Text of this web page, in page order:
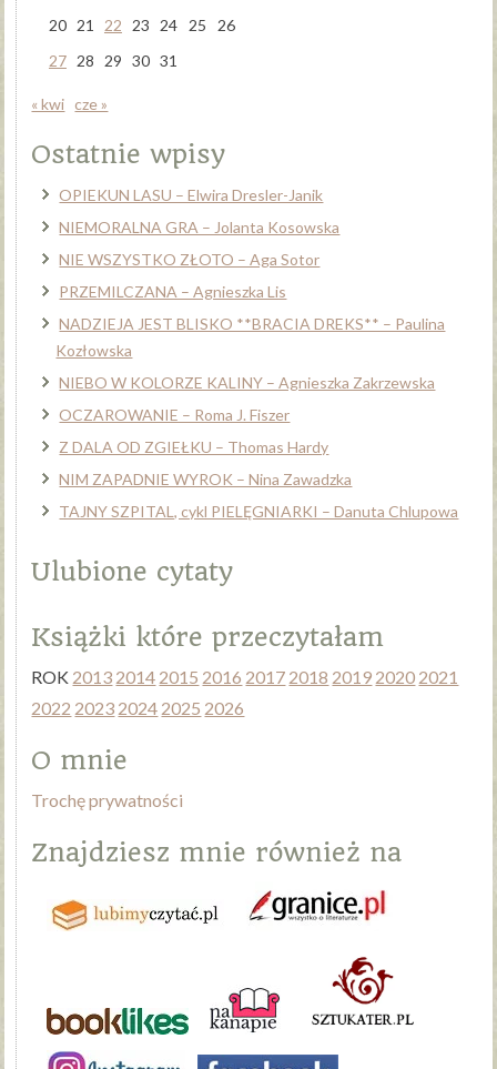
20 21 22 23 24 25
26
27 28 29 30 31
« kwi cze »
Ostatnie wpisy
OPIEKUN LASU – Elwira Dresler-Janik
NIEMORALNA GRA – Jolanta Kosowska
NIE WSZYSTKO ZŁOTO – Aga Sotor
PRZEMILCZANA – Agnieszka Lis
NADZIEJA JEST BLISKO **BRACIA DREKS** – Paulina
Kozłowska
NIEBO W KOLORZE KALINY – Agnieszka Zakrzewska
OCZAROWANIE – Roma J. Fiszer
Z DALA OD ZGIEŁKU – Thomas Hardy
NIM ZAPADNIE WYROK – Nina Zawadzka
TAJNY SZPITAL, cykl PIELĘGNIARKI – Danuta Chlupowa
Ulubione cytaty
Książki które przeczytałam
ROK 2013 2014 2015 2016 2017 2018 2019 2020 2021
2022 2023 2024 2025 2026
O mnie
Trochę prywatności
Znajdziesz mnie również na